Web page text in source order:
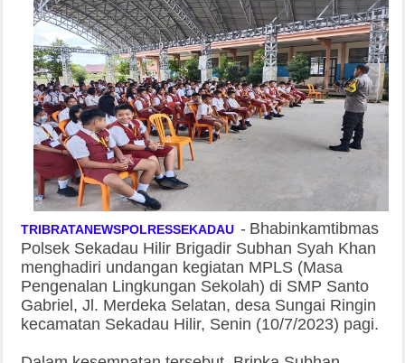
TRIBRATANEWSPOLRESSEKADAU - Bhabinkamtibmas
Polsek Sekadau Hilir Brigadir Subhan Syah Khan
menghadiri undangan kegiatan MPLS (Masa
Pengenalan Lingkungan Sekolah) di SMP Santo
Gabriel, Jl. Merdeka Selatan, desa Sungai Ringin
kecamatan Sekadau Hilir, Senin (10/7/2023) pagi.